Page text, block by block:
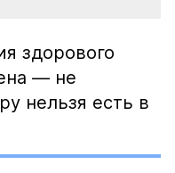
здорового
— не
нельзя есть в